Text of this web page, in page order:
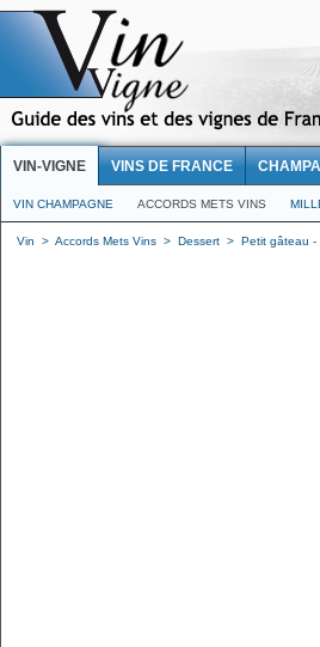
VIN-VIGNE VINS DE FRANCE
VIN CHAMPAGNE ACCORDS METS VINS
Vin > Accords Mets Vins > Dessert > Petit gâteau -